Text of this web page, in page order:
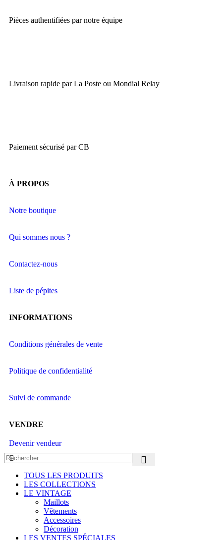
Pièces authentifiées par notre équipe
Livraison rapide par La Poste ou Mondial Relay
Paiement sécurisé par CB
À PROPOS
Notre boutique
Qui sommes nous ?
Contactez-nous
Liste de pépites
INFORMATIONS
Conditions générales de vente
Politique de confidentialité
Suivi de commande
VENDRE
Devenir vendeur
TOUS LES PRODUITS
LES COLLECTIONS
LE VINTAGE
Maillots
Vêtements
Accessoires
Décoration
LES VENTES SPÉCIALES